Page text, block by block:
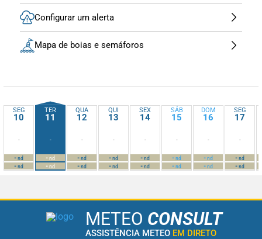
Configurar um alerta
Mapa de boias e semáforos
SEG
10
-
-nd
-nd
TER
11
-
-nd
-nd
QUA
12
-
-nd
-nd
QUI
13
-
-nd
-nd
SEX
14
-
-nd
-nd
SÁB
15
-
-nd
-nd
DOM
16
-
-nd
-nd
SEG
17
-
-nd
-nd
METEO CONSULT
ASSISTÊNCIA METEO EM DIRETO